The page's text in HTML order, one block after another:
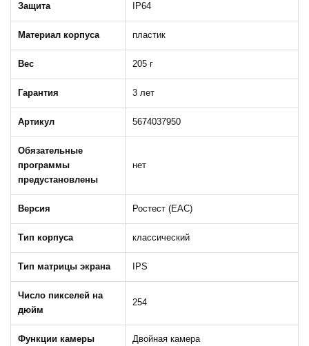
Защита IP64
Материал корпуса пластик
Вес 205 г
Гарантия 3 лет
Артикул 5674037950
Обязательные
программы
предустановлены
нет
Версия Ростест (EAC)
Тип корпуса классический
Тип матрицы экрана IPS
Число пикселей на
дюйм
254
Функции камеры Двойная камера